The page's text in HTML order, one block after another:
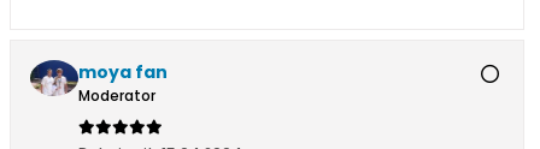
moya fan
Moderator